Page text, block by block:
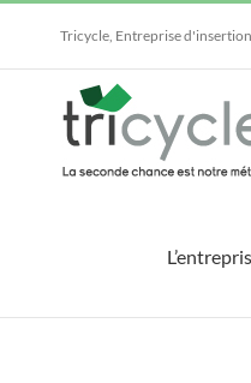
Tricycle, Entreprise